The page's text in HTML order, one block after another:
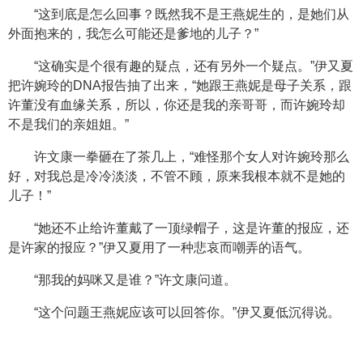
“这到底是怎么回事？既然我不是王燕妮生的，是她们从
外面抱来的，我怎么可能还是爹地的儿子？”
“这确实是个很有趣的疑点，还有另外一个疑点。”伊又夏
把许婉玲的DNA报告抽了出来，“她跟王燕妮是母子关系，跟
许董没有血缘关系，所以，你还是我的亲哥哥，而许婉玲却
不是我们的亲姐姐。”
许文康一拳砸在了茶几上，“难怪那个女人对许婉玲那么
好，对我总是冷冷淡淡，不管不顾，原来我根本就不是她的
儿子！”
“她还不止给许董戴了一顶绿帽子，这是许董的报应，还
是许家的报应？”伊又夏用了一种悲哀而嘲弄的语气。
“那我的妈咪又是谁？”许文康问道。
“这个问题王燕妮应该可以回答你。”伊又夏低沉得说。